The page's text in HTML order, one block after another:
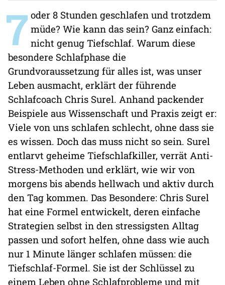
7 oder 8 Stunden geschlafen und trotzdem
müde? Wie kann das sein? Ganz einfach:
nicht genug Tiefschlaf. Warum diese
besondere Schlafphase die
Grundvoraussetzung für alles ist, was unser
Leben ausmacht, erklärt der führende
Schlafcoach Chris Surel. Anhand packender
Beispiele aus Wissenschaft und Praxis zeigt er:
Viele von uns schlafen schlecht, ohne dass sie
es wissen. Doch das muss nicht so sein. Surel
entlarvt geheime Tiefschlafkiller, verrät Anti-
Stress-Methoden und erklärt, wie wir von
morgens bis abends hellwach und aktiv durch
den Tag kommen. Das Besondere: Chris Surel
hat eine Formel entwickelt, deren einfache
Strategien selbst in den stressigsten Alltag
passen und sofort helfen, ohne dass wie auch
nur 1 Minute länger schlafen müssen: die
Tiefschlaf-Formel. Sie ist der Schlüssel zu
einem Leben ohne Schlafprobleme und mit